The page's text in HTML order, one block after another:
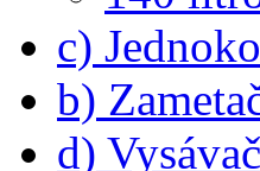
c)
b)
d)